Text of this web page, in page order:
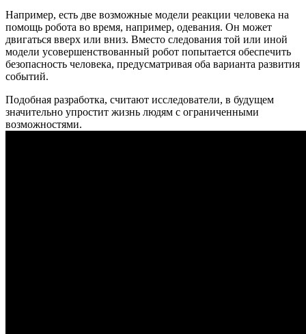
Например, есть две возможные модели реакции человека на
помощь робота во время, например, одевания. Он может
двигаться вверх или вниз. Вместо следования той или иной
модели усовершенствованный робот попытается обеспечить
безопасность человека, предусматривая оба варианта развития
событий.
Подобная разработка, считают исследователи, в будущем
значительно упростит жизнь людям с ограниченными
возможностями.